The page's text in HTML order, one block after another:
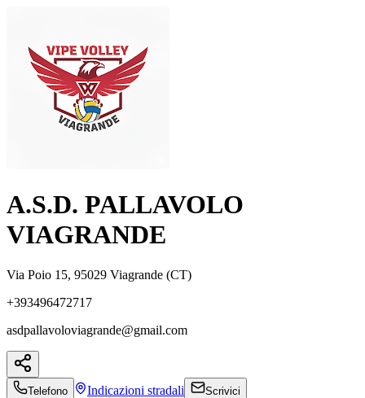
A.S.D. PALLAVOLO
VIAGRANDE
Via Poio 15, 95029 Viagrande (CT)
+393496472717
asdpallavoloviagrande@gmail.com
Telefono Indicazioni stradali Scrivici